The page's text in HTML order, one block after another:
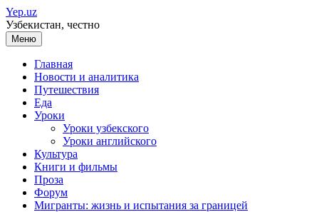
Перейти
к
содержимому
Yep.uz
Узбекистан, честно
Меню
Главная
Новости и аналитика
Путешествия
Еда
Уроки
Уроки узбекского
Уроки английского
Культура
Книги и фильмы
Проза
Форум
Мигранты: жизнь и испытания за границей